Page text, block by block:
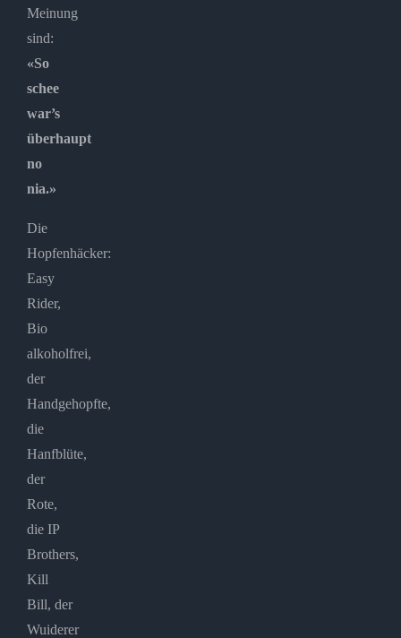
Meinung
sind:
«So
schee
war’s
überhaupt
no
nia.»
Die
Hopfenhäcker:
Easy
Rider,
Bio
alkoholfrei,
der
Handgehopfte,
die
Hanfblüte,
der
Rote,
die IP
Brothers,
Kill
Bill, der
Wuiderer